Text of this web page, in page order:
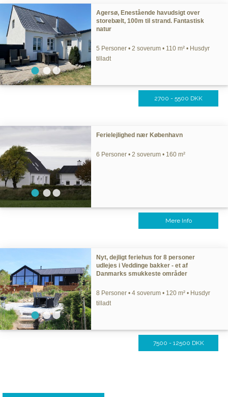
Agersø, Enestående havudsigt over
storebælt, 100m til strand. Fantastisk
natur
5 Personer • 2 soverum • 110 m² • Husdyr
tilladt
2700 - 5500 DKK
Ferielejlighed nær København
6 Personer • 2 soverum • 160 m²
Mere Info
Nyt, dejligt feriehus for 8 personer
udlejes i Veddinge bakker - et af
Danmarks smukkeste områder
8 Personer • 4 soverum • 120 m² • Husdyr
tilladt
7500 - 12500 DKK